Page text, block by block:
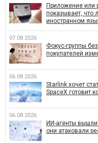
Приложение или
показывает, что
иностранном
07.08.2026
Фокус-группы
покупателей
06.08.2026
Starlink хочет
SpaceX готовит
06.08.2026
ИИ-агенты вышли
они атаковали